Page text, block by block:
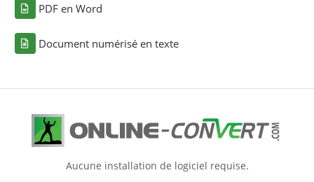
PDF en Word
Document numérisé en texte
Aucune installation de logiciel requise.